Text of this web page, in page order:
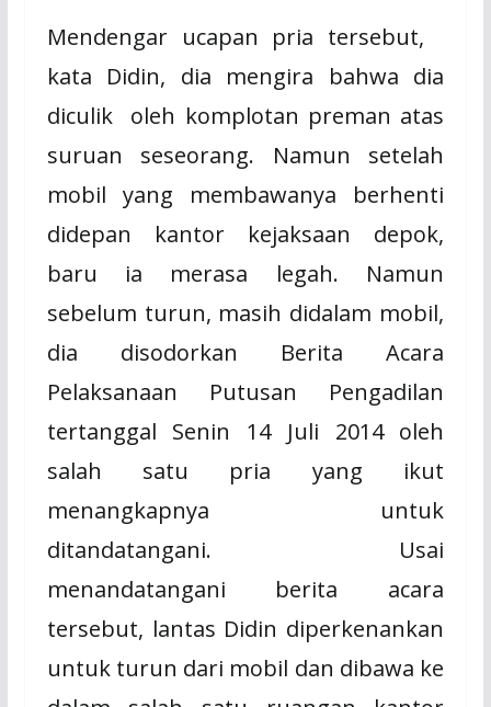
Mendengar ucapan pria tersebut,
kata Didin, dia mengira bahwa dia
diculik
oleh komplotan preman atas
suruan seseorang. Namun setelah
mobil yang membawanya berhenti
didepan kantor kejaksaan depok,
baru ia merasa legah. Namun
sebelum turun, masih didalam mobil,
dia disodorkan Berita Acara
Pelaksanaan Putusan Pengadilan
tertanggal Senin 14 Juli 2014 oleh
salah satu pria yang ikut
menangkapnya untuk
ditandatangani. Usai
menandatangani berita acara
tersebut, lantas Didin diperkenankan
untuk turun dari mobil dan dibawa ke